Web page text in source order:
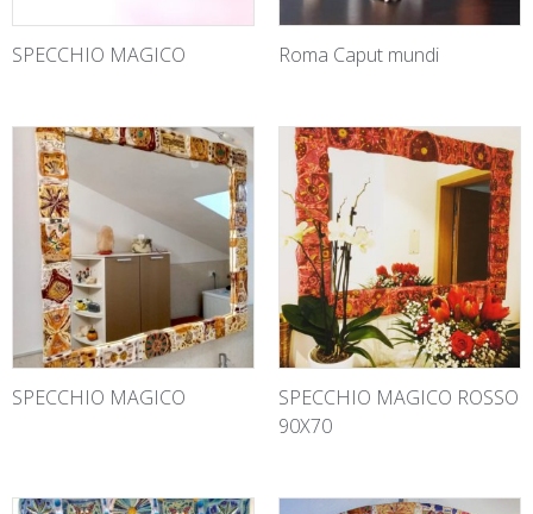
SPECCHIO MAGICO Roma Caput mundi
SPECCHIO MAGICO
SPECCHIO MAGICO ROSSO
90X70